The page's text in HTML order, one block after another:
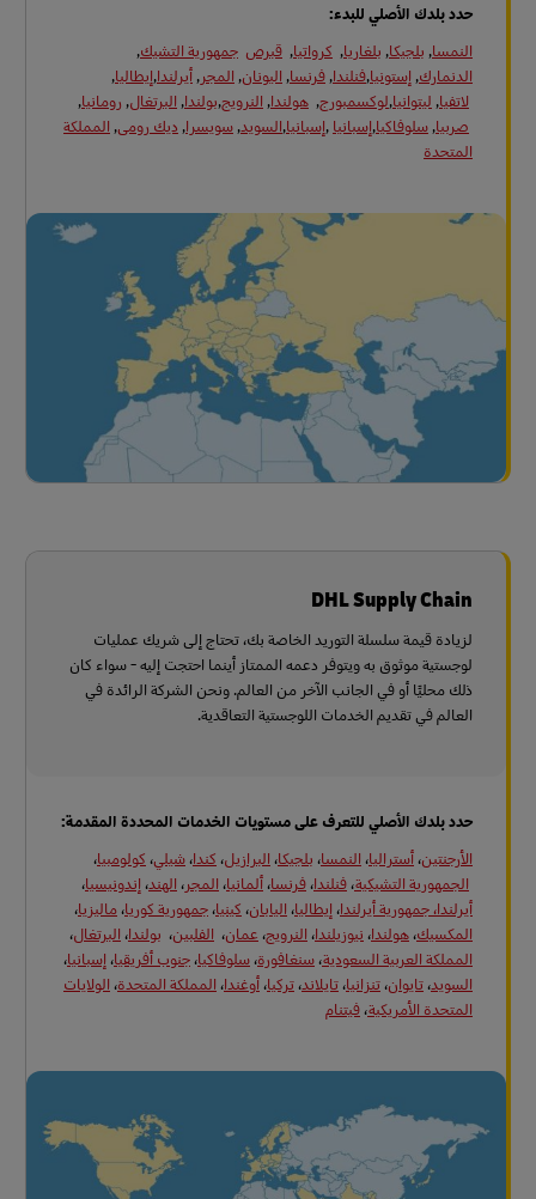
حدد بلدك الأصلي للبدء:
النمسا, بلجيكا, بلغاريا, كرواتيا, قبرص جمهورية التشيك,
الدنمارك, إستونيا,فنلندا, فرنسا, اليونان, المجر, أيرلندا,إيطاليا,
لاتفيا, ليتوانيا,لوكسمبورج, هولندا, النرويج,بولندا, البرتغال, رومانيا,
صربيا, سلوفاكيا,إسبانيا ,إسبانيا,السويد, سويسرا, ديك رومى, المملكة
المتحدة
DHL Supply Chain
لزيادة قيمة سلسلة التوريد الخاصة بك، تحتاج إلى شريك عمليات
لوجستية موثوق به ويتوفر دعمه الممتاز أينما احتجت إليه - سواء كان
ذلك محليًا أو في الجانب الآخر من العالم. ونحن الشركة الرائدة في
العالم في تقديم الخدمات اللوجستية التعاقدية.
حدد بلدك الأصلي للتعرف على مستويات الخدمات المحددة المقدمة:
الأرجنتين،أستراليا، النمسا، بلجيكا، البرازيل، كندا،شيلي، كولومبيا،
الجمهورية التشيكية،فنلندا،فرنسا،ألمانيا، المجر، الهند، إندونيسيا،
أيرلندا، جمهورية أيرلندا، إيطاليا، اليابان، كينيا،جمهورية كوريا،ماليزيا،
المكسيك،هولندا، نيوزيلندا، النرويج، عمان، الفلبين، بولندا، البرتغال،
المملكة العربية السعودية،سنغافورة،سلوفاكيا،جنوب أفريقيا، إسبانيا،
السويد،تايوان،تنزانيا،تايلاند،تركيا،أوغندا، المملكة المتحدة، الولايات
المتحدة الأمريكية،فيتنام